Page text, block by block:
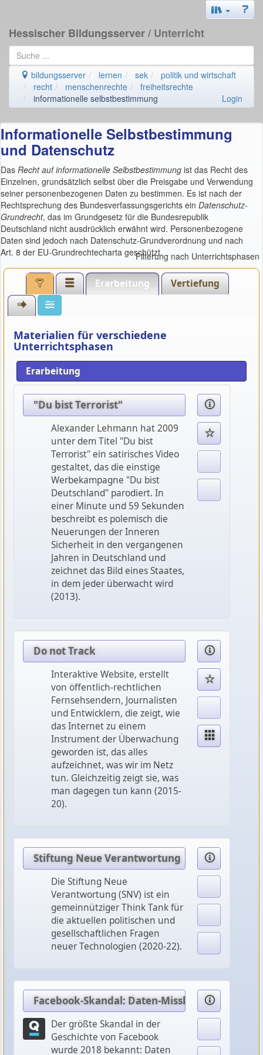
Hessischer Bildungsserver/ Unterricht
bildungsserver lernen sek
politik und wirtschaft
recht
menschenrechte
freiheitsrechte
informationelle selbstbestimmung
Login
Informationelle Selbstbestimmung
und Datenschutz
Das Recht auf informationelle Selbstbestimmung ist das Recht des
Einzelnen, grundsätzlich selbst über die Preisgabe und Verwendung
seiner personenbezogenen Daten zu bestimmen. Es ist nach der
Rechtsprechung des Bundesverfassungsgerichts ein Datenschutz-
Grundrecht, das im Grundgesetz für die Bundesrepublik
Deutschland nicht ausdrücklich erwähnt wird. Personenbezogene
Daten sind jedoch nach Datenschutz-Grundverordnung und nach
Art. 8 der EU-Grundrechtecharta geschützt.Filterung nach Unterrichtsphasen
Erarbeitung Vertiefung
Materialien für verschiedene
Unterrichtsphasen
Erarbeitung
"Du bist Terrorist"
Alexander Lehmann hat 2009
unter dem Titel "Du bist
Terrorist" ein satirisches Video
gestaltet, das die einstige
Werbekampagne "Du bist
Deutschland" parodiert. In
einer Minute und 59 Sekunden
beschreibt es polemisch die
Neuerungen der Inneren
Sicherheit in den vergangenen
Jahren in Deutschland und
zeichnet das Bild eines Staates,
in dem jeder überwacht wird
(2013).
Do not Track
Interaktive Website, erstellt
von öffentlich-rechtlichen
Fernsehsendern, Journalisten
und Entwicklern, die zeigt, wie
das Internet zu einem
Instrument der Überwachung
geworden ist, das alles
aufzeichnet, was wir im Netz
tun. Gleichzeitig zeigt sie, was
man dagegen tun kann (2015-
20).
Stiftung Neue Verantwortung
Die Stiftung Neue
Verantwortung (SNV) ist ein
gemeinnütziger Think Tank für
die aktuellen politischen und
gesellschaftlichen Fragen
neuer Technologien (2020-22).
Facebook-Skandal: Daten-Missbrauch im
Der größte Skandal in der
Geschichte von Facebook
wurde 2018 bekannt: Daten